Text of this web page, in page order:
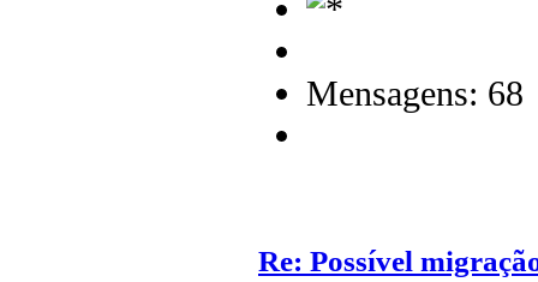
Mensagens: 68
Re: Possível